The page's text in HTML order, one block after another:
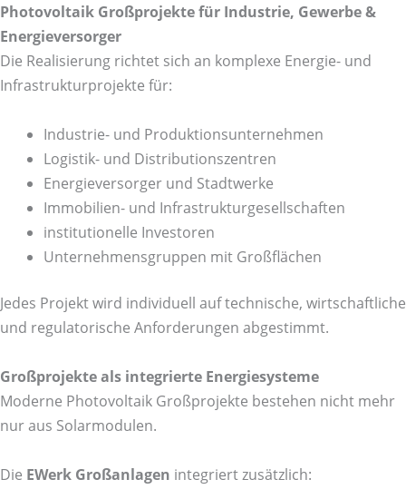
Photovoltaik Großprojekte für Industrie, Gewerbe &
Energieversorger
Die Realisierung richtet sich an komplexe Energie- und
Infrastrukturprojekte für:
Industrie- und Produktionsunternehmen
Logistik- und Distributionszentren
Energieversorger und Stadtwerke
Immobilien- und Infrastrukturgesellschaften
institutionelle Investoren
Unternehmensgruppen mit Großflächen
Jedes Projekt wird individuell auf technische, wirtschaftliche
und regulatorische Anforderungen abgestimmt.
Großprojekte als integrierte Energiesysteme
Moderne Photovoltaik Großprojekte bestehen nicht mehr
nur aus Solarmodulen.
Die EWerk Großanlagen integriert zusätzlich: